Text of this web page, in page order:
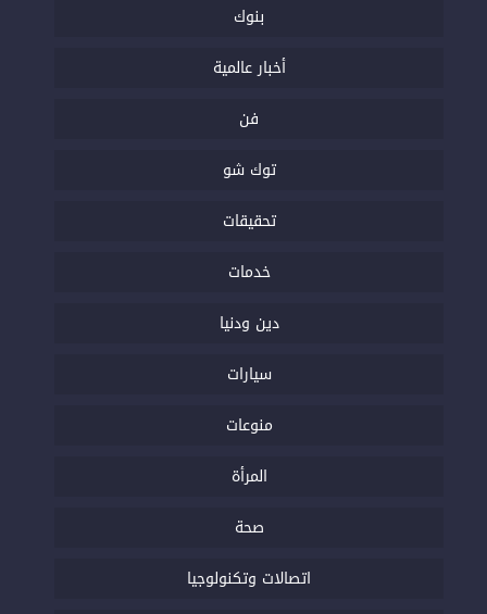
بنوك
أخبار عالمية
فن
توك شو
تحقيقات
خدمات
دين ودنيا
سيارات
منوعات
المرأة
صحة
اتصالات وتكنولوجيا